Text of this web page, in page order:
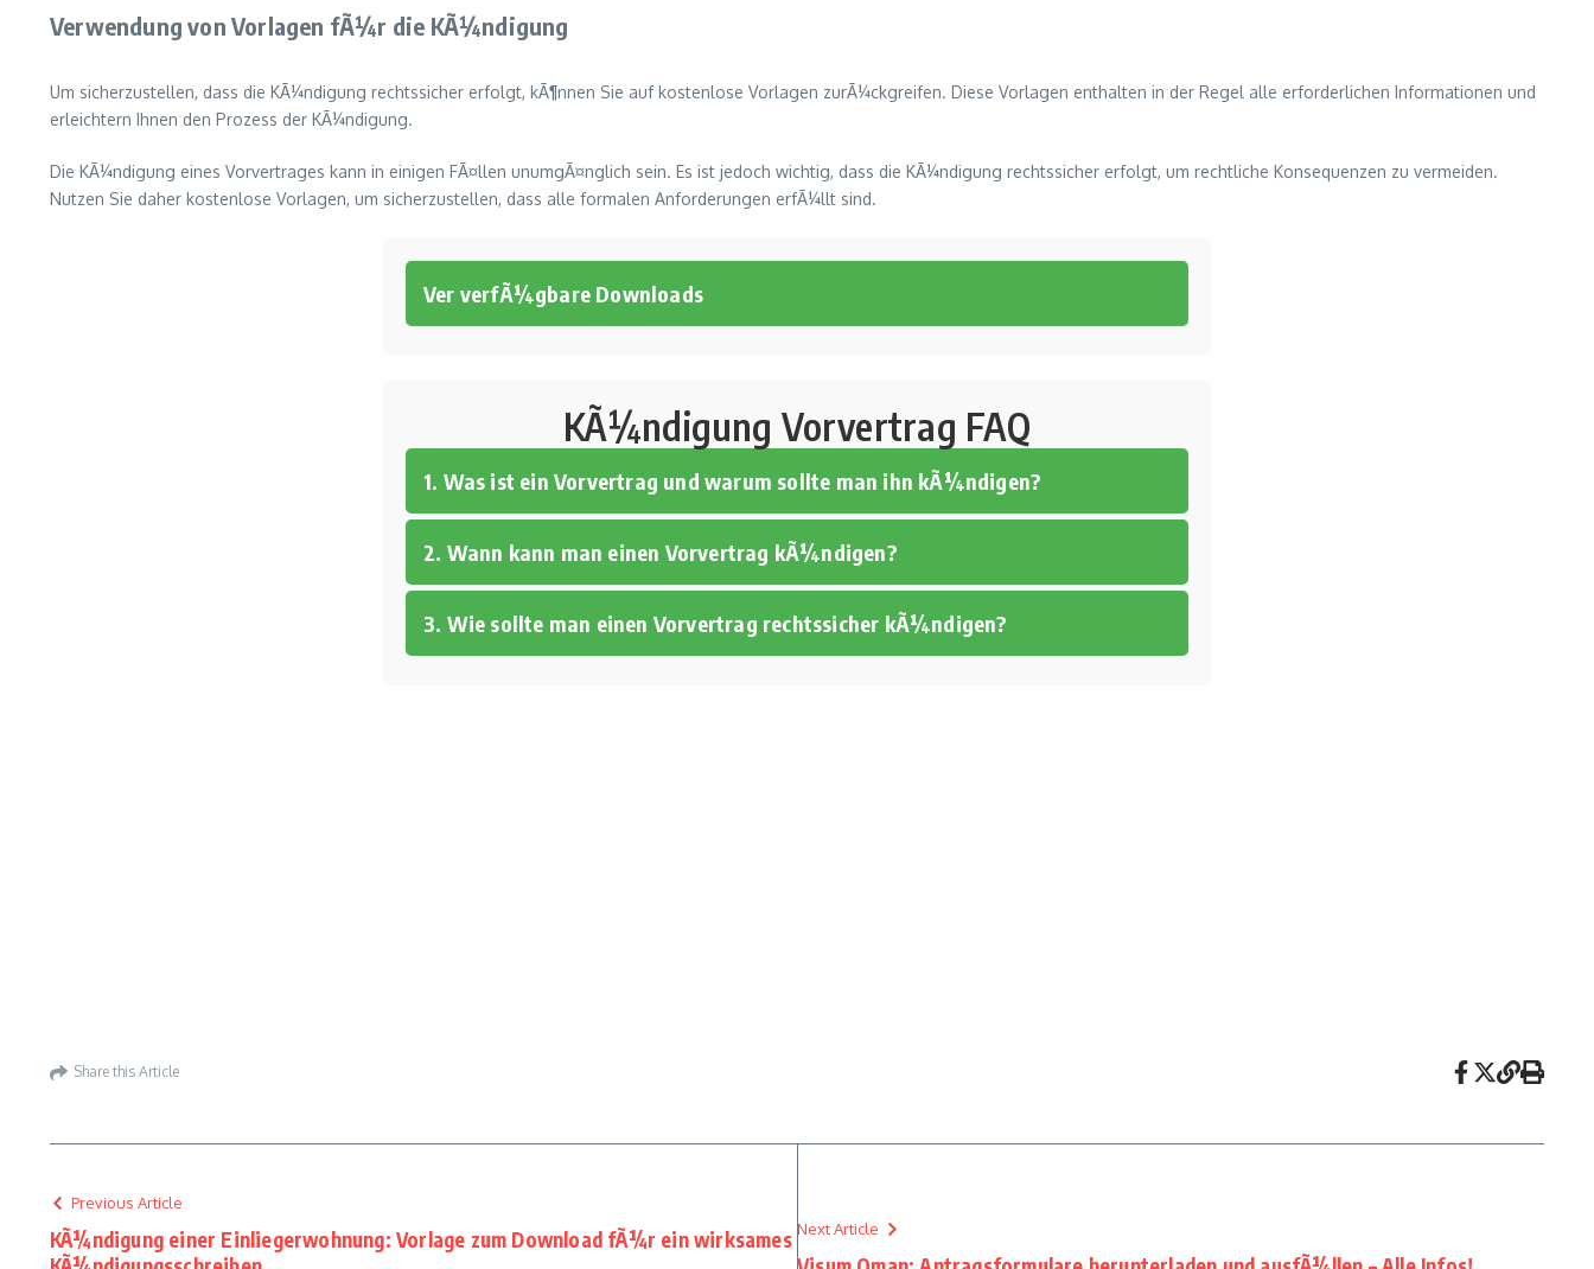
Verwendung von Vorlagen fÃ¼r die KÃ¼ndigung
Um sicherzustellen, dass die KÃ¼ndigung rechtssicher erfolgt, kÃ¶nnen Sie auf kostenlose Vorlagen zurÃ¼ckgreifen. Diese Vorlagen enthalten in der Regel alle erforderlichen Informationen und
erleichtern Ihnen den Prozess der KÃ¼ndigung.
Die KÃ¼ndigung eines Vorvertrages kann in einigen FÃ¤llen unumgÃ¤nglich sein. Es ist jedoch wichtig, dass die KÃ¼ndigung rechtssicher erfolgt, um rechtliche Konsequenzen zu vermeiden.
Nutzen Sie daher kostenlose Vorlagen, um sicherzustellen, dass alle formalen Anforderungen erfÃ¼llt sind.
Ver verfÃ¼gbare Downloads
KÃ¼ndigung Vorvertrag FAQ
1. Was ist ein Vorvertrag und warum sollte man ihn kÃ¼ndigen?
2. Wann kann man einen Vorvertrag kÃ¼ndigen?
3. Wie sollte man einen Vorvertrag rechtssicher kÃ¼ndigen?
Share this Article
Previous Article
KÃ¼ndigung einer Einliegerwohnung: Vorlage zum Download fÃ¼r ein wirksames Next Article